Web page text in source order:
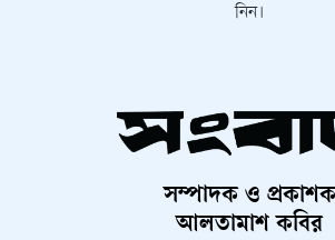
নিন।
সম্পাদক ও প্রকাশক
আলতামাশ কবির